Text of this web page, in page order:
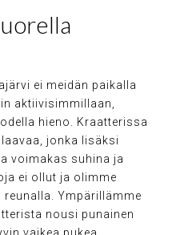
ei meidän paikalla
aktiivisimmillaan,
hieno. Kraatterissa
jonka lisäksi
voimakas suhina ja
ei ollut ja olimme
reunalla. Ympärillämme
nousi punainen